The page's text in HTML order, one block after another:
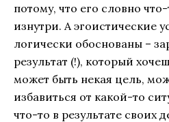
потому, что его словно
изнутри. А эгоистические
логически обоснованы –
результат (!), который
может быть некая цель,
избавиться от какой-то
что-то в результате своих